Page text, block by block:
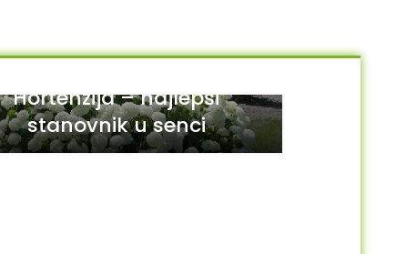
Hortenzija – najlepši
stanovnik u senci